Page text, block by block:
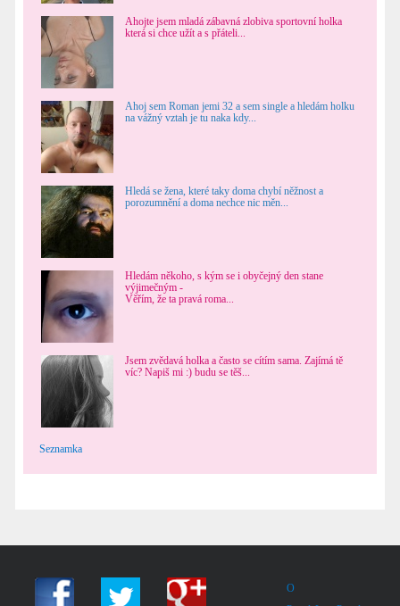
Ahojte jsem mladá zábavná zlobiva sportovní holka
která si chce užít a s přáteli...
Ahoj sem Roman jemi 32 a sem single a hledám holku
na vážný vztah je tu naka kdy...
Hledá se žena, které taky doma chybí něžnost a
porozumnění a doma nechce nic měn...
Hledám někoho, s kým se i obyčejný den stane
výjimečným -
Věřím, že ta pravá roma...
Jsem zvědavá holka a často se cítím sama. Zajímá tě
víc? Napiš mi :) budu se těš...
Seznamka
O